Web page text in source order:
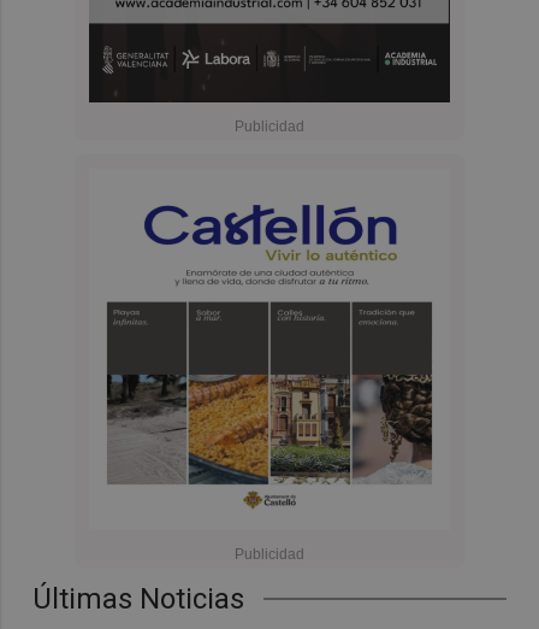
Últimas Noticias